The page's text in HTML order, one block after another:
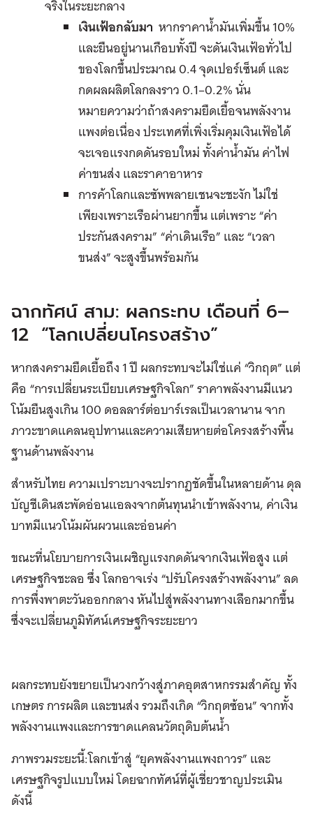
จริงในระยะกลาง
เงินเฟ้อกลับมา หากราคาน้ำมันเพิ่มขึ้น 10%
และยืนอยู่นานเกือบทั้งปี จะดันเงินเฟ้อทั่วไป
ของโลกขึ้นประมาณ 0.4 จุดเปอร์เซ็นต์ และ
กดผลผลิตโลกลงราว 0.1–0.2% นั่น
หมายความว่าถ้าสงครามยืดเยื้อจนพลังงาน
แพงต่อเนื่อง ประเทศที่เพิ่งเริ่มคุมเงินเฟ้อได้
จะเจอแรงกดดันรอบใหม่ ทั้งค่าน้ำมัน ค่าไฟ
ค่าขนส่ง และราคาอาหาร
การค้าโลกและซัพพลายเชนจะชะงัก ไม่ใช่
เพียงเพราะเรือผ่านยากขึ้น แต่เพราะ “ค่า
ประกันสงคราม” “ค่าเดินเรือ” และ “เวลา
ขนส่ง” จะสูงขึ้นพร้อมกัน
ฉากทัศน์ สาม: ผลกระทบ เดือนที่ 6–
12 “โลกเปลี่ยนโครงสร้าง”
หากสงครามยืดเยื้อถึง 1 ปี ผลกระทบจะไม่ใช่แค่ “วิกฤต” แต่
คือ “การเปลี่ยนระเบียบเศรษฐกิจโลก” ราคาพลังงานมีแนว
โน้มยืนสูงเกิน 100 ดอลลาร์ต่อบาร์เรลเป็นเวลานาน จาก
ภาวะขาดแคลนอุปทานและความเสียหายต่อโครงสร้างพื้น
ฐานด้านพลังงาน
สำหรับไทย ความเปราะบางจะปรากฏชัดขึ้นในหลายด้าน ดุล
บัญชีเดินสะพัดอ่อนแอลงจากต้นทุนนำเข้าพลังงาน, ค่าเงิน
บาทมีแนวโน้มผันผวนและอ่อนค่า
ขณะที่นโยบายการเงินเผชิญแรงกดดันจากเงินเฟ้อสูง แต่
เศรษฐกิจชะลอ ซึ่ง โลกอาจเร่ง “ปรับโครงสร้างพลังงาน” ลด
การพึ่งพาตะวันออกกลาง หันไปสู่พลังงานทางเลือกมากขึ้น
ซึ่งจะเปลี่ยนภูมิทัศน์เศรษฐกิจระยะยาว
ผลกระทบยังขยายเป็นวงกว้างสู่ภาคอุตสาหกรรมสำคัญ ทั้ง
เกษตร การผลิต และขนส่ง รวมถึงเกิด “วิกฤตซ้อน” จากทั้ง
พลังงานแพงและการขาดแคลนวัตถุดิบต้นน้ำ
ภาพรวมระยะนี้:โลกเข้าสู่ “ยุคพลังงานแพงถาวร” และ
เศรษฐกิจรูปแบบใหม่ โดยฉากทัศน์ที่ผู้เชี่ยวชาญประเมิน
ดังนี้